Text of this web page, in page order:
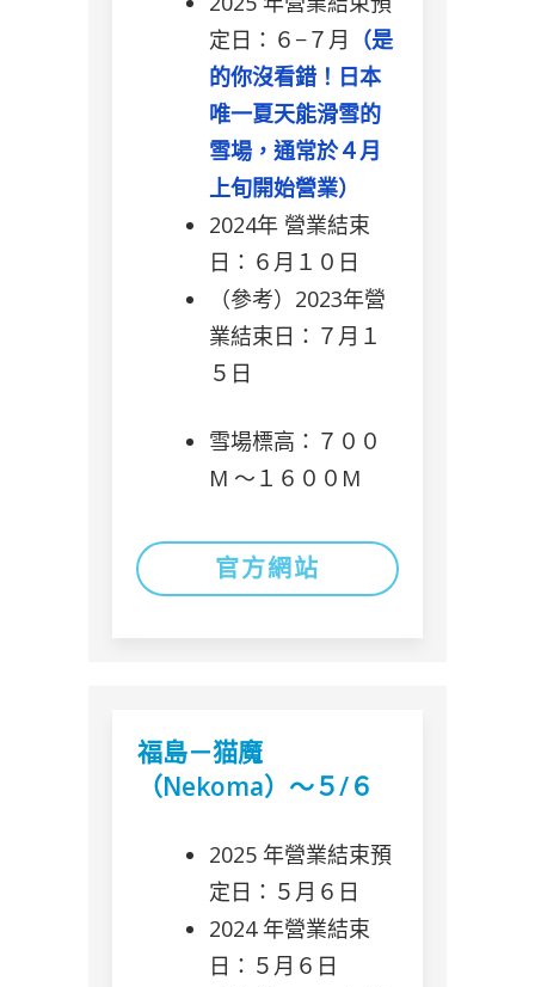
定日：６−７月
（是
的你沒看錯！日本
唯一夏天能滑雪的
雪場，通常於４月
上旬開始營業）
2024年 營業結束
日：６月１０日
（參考）2023年營
業結束日：７月１
５日
雪場標高：７００
M 〜１６００M
官方網站
福島－猫魔
（Nekoma）～５/６
2025 年營業結束預
定日：５月６日
2024 年營業結束
日：５月６日